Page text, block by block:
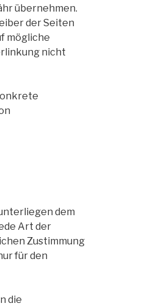
übernehmen.
der Seiten
mögliche
nicht
dem
Art der
Zustimmung
für den
die